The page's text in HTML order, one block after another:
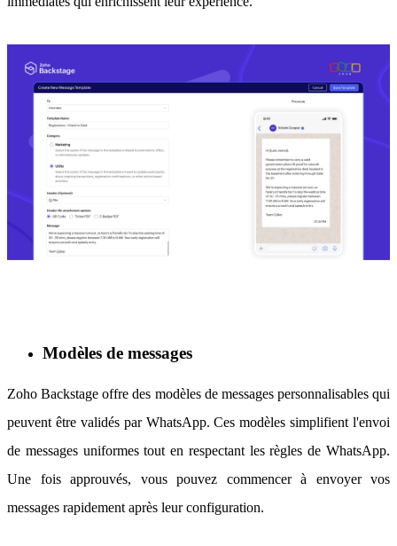
Modèles de messages
Zoho Backstage offre des modèles de messages personnalisables qui
peuvent être validés par WhatsApp. Ces modèles simplifient l'envoi
de messages uniformes tout en respectant les règles de WhatsApp.
Une fois approuvés, vous pouvez commencer à envoyer vos
messages rapidement après leur configuration.